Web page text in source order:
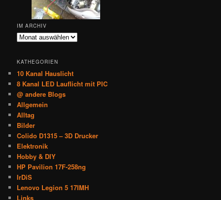
IM ARCHIV
Im
KATHEGORIEN
10 Kanal Hauslicht
8 Kanal LED Lauflicht mit PIC
@ andere Blogs
Allgemein
Alltag
Bilder
Colido D1315 – 3D Drucker
Elektronik
Hobby & DIY
HP Pavilion 17F-258ng
IrDiS
Lenovo Legion 5 17IMH
Links